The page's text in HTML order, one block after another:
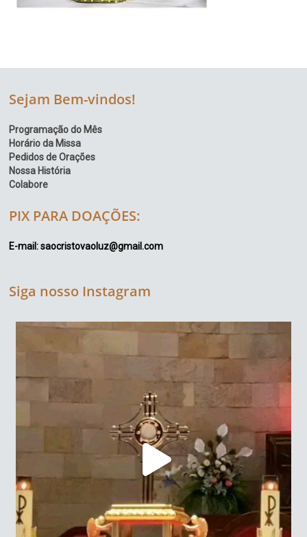
Sejam Bem-vindos!
Programação do Mês
Horário da Missa
Pedidos de Orações
Nossa História
Colabore
PIX PARA DOAÇÕES:
E-mail: saocristovaoluz@gmail.com
Siga nosso Instagram